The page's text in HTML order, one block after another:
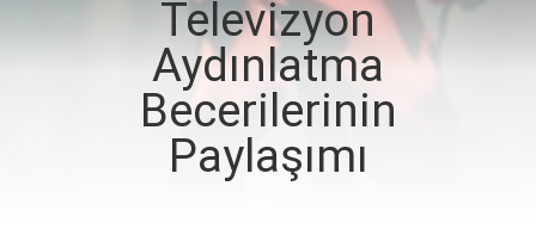
KALITE
KONTROL
Televizyon
Aydınlatma
Becerilerinin
Paylaşımı